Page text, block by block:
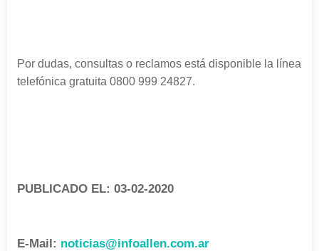
Por dudas, consultas o reclamos está disponible la línea
telefónica gratuita 0800 999 24827.
PUBLICADO EL: 03-02-2020
E-Mail: noticias@infoallen.com.ar